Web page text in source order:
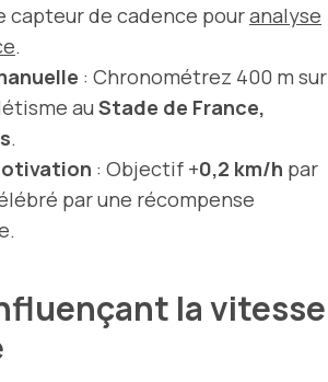
capteur de cadence pouranalyse
.
: Chronométrez 400 m sur
au Stade de France,
.
: Objectif +0,2 km/h par
par une récompense
la vitesse